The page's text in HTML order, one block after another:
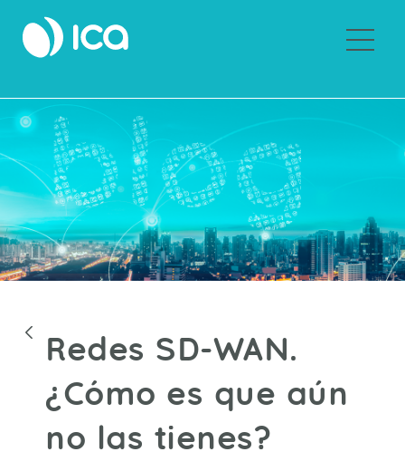
Blogs
Redes SD-WAN.
¿Cómo es que aún
no las tienes?